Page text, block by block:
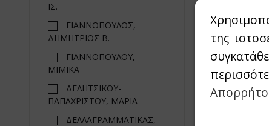
ΙΣ.
ΓΙΑΝΝΟΠΟΥΛΟΣ,
ΔΗΜΗΤΡΙΟΣ Β.
ΓΙΑΝΝΟΠΟΥΛΟΥ,
ΜΙΜΙΚΑ
ΔΕΛΗΤΣΙΚΟΥ-
ΠΑΠΑΧΡΙΣΤΟΥ, ΜΑΡΙΑ
ΔΕΛΛΑΓΡΑΜΜΑΤΙΚΑΣ,
της